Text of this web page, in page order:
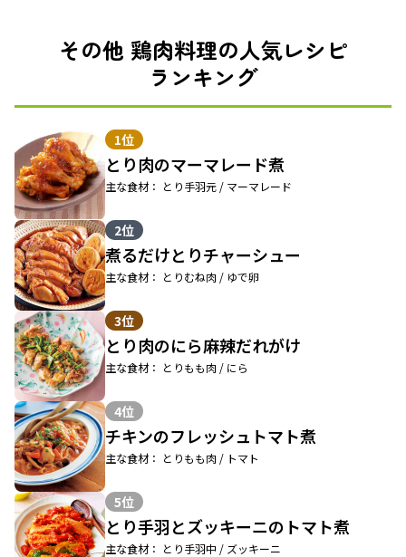
その他 鶏肉料理の人気レシピ
ランキング
1位
とり肉のマーマレード煮
主な食材： とり手羽元 / マーマレード
2位
煮るだけとりチャーシュー
主な食材： とりむね肉 / ゆで卵
3位
とり肉のにら麻辣だれがけ
主な食材： とりもも肉 / にら
4位
チキンのフレッシュトマト煮
主な食材： とりもも肉 / トマト
5位
とり手羽とズッキーニのトマト煮
主な食材： とり手羽中 / ズッキーニ